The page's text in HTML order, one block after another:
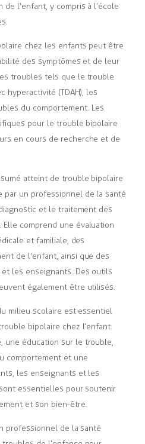
l’enfant, y compris à l’école
chez les enfants peut être
des symptômes et de leur
troubles tels que le trouble
hyperactivité (TDAH), les
du comportement. Les
pour le trouble bipolaire
en cours de recherche et de
atteint de trouble bipolaire
un professionnel de la santé
et le traitement des
comprend une évaluation
et familiale, des
de l’enfant, ainsi que des
les enseignants. Des outils
également être utilisés.
milieu scolaire est essentiel
bipolaire chez l’enfant.
une éducation sur le trouble,
comportement et une
les enseignants et les
essentielles pour soutenir
et son bien-être.
professionnel de la santé